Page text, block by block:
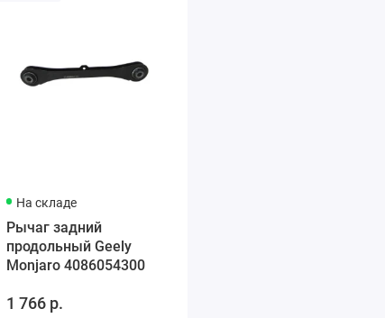
На складе
Рычаг задний
продольный Geely
Monjaro 4086054300
1 766 р.